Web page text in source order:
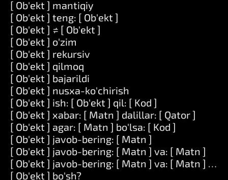
[ Ob'ekt ] mantiqiy
[ Ob'ekt ] teng: [ Ob'ekt ]
[ Ob'ekt ] ≠ [ Ob'ekt ]
[ Ob'ekt ] o'zim
[ Ob'ekt ] rekursiv
[ Ob'ekt ] qilmoq
[ Ob'ekt ] bajarildi
[ Ob'ekt ] nusxa-ko'chirish
[ Ob'ekt ] ish: [ Ob'ekt ] qil: [ Kod ]
[ Ob'ekt ] xabar: [ Matn ] dalillar: [ Qator ]
[ Ob'ekt ] agar: [ Matn ] bo'lsa: [ Kod ]
[ Ob'ekt ] javob-bering: [ Matn ]
[ Ob'ekt ] javob-bering: [ Matn ] va: [ Matn ]
[ Ob'ekt ] javob-bering: [ Matn ] va: [ Matn ] va:
[ Ob'ekt ] bo'sh?